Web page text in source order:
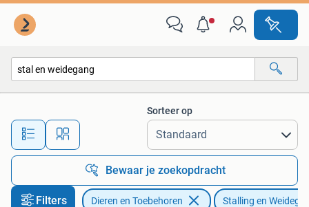
Alle afstanden…
Sorteer op
Bewaar je zoekopdracht
Filters Dieren en Toebehoren Stalling en